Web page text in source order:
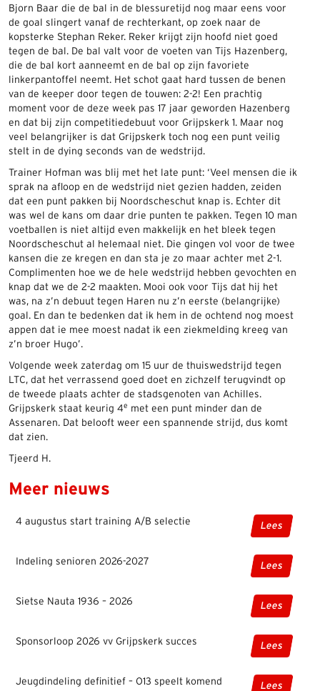
Bjorn Baar die de bal in de blessuretijd nog maar eens voor
de goal slingert vanaf de rechterkant, op zoek naar de
kopsterke Stephan Reker. Reker krijgt zijn hoofd niet goed
tegen de bal. De bal valt voor de voeten van Tijs Hazenberg,
die de bal kort aanneemt en de bal op zijn favoriete
linkerpantoffel neemt. Het schot gaat hard tussen de benen
van de keeper door tegen de touwen: 2-2! Een prachtig
moment voor de deze week pas 17 jaar geworden Hazenberg
en dat bij zijn competitiedebuut voor Grijpskerk 1. Maar nog
veel belangrijker is dat Grijpskerk toch nog een punt veilig
stelt in de dying seconds van de wedstrijd.
Trainer Hofman was blij met het late punt: ‘Veel mensen die ik
sprak na afloop en de wedstrijd niet gezien hadden, zeiden
dat een punt pakken bij Noordscheschut knap is. Echter dit
was wel de kans om daar drie punten te pakken. Tegen 10 man
voetballen is niet altijd even makkelijk en het bleek tegen
Noordscheschut al helemaal niet. Die gingen vol voor de twee
kansen die ze kregen en dan sta je zo maar achter met 2-1.
Complimenten hoe we de hele wedstrijd hebben gevochten en
knap dat we de 2-2 maakten. Mooi ook voor Tijs dat hij het
was, na z’n debuut tegen Haren nu z’n eerste (belangrijke)
goal. En dan te bedenken dat ik hem in de ochtend nog moest
appen dat ie mee moest nadat ik een ziekmelding kreeg van
z’n broer Hugo’.
Volgende week zaterdag om 15 uur de thuiswedstrijd tegen
LTC, dat het verrassend goed doet en zichzelf terugvindt op
de tweede plaats achter de stadsgenoten van Achilles.
Grijpskerk staat keurig 4e met een punt minder dan de
Assenaren. Dat belooft weer een spannende strijd, dus komt
dat zien.
Tjeerd H.
Meer nieuws
4 augustus start training A/B selectie Lees
Indeling senioren 2026-2027 Lees
Sietse Nauta 1936 – 2026 Lees
Sponsorloop 2026 vv Grijpskerk succes Lees
Jeugdindeling definitief – O13 speelt komend Lees